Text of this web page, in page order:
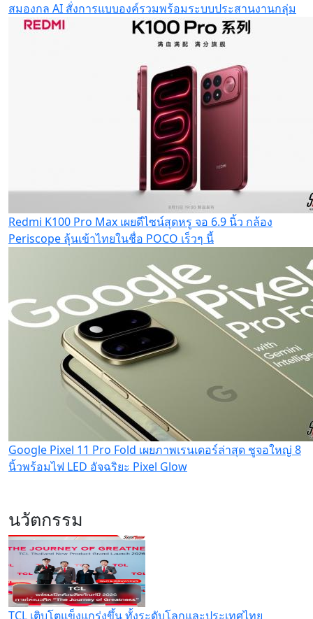
สมองกล AI สั่งการแบบองค์รวมพร้อมระบบประสานงานกลุ่ม
Redmi K100 Pro Max เผยดีไซน์สุดหรู จอ 6.9 นิ้ว กล้อง
Periscope ลุ้นเข้าไทยในชื่อ POCO เร็วๆ นี้
Google Pixel 11 Pro Fold เผยภาพเรนเดอร์ล่าสุด ชูจอใหญ่ 8
นิ้วพร้อมไฟ LED อัจฉริยะ Pixel Glow
นวัตกรรม
TCL เติบโตแข็งแกร่งขึ้น ทั้งระดับโลกและประเทศไทย